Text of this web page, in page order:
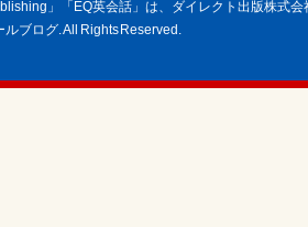
」「EQ英会話」は、ダイレクト出版株式
ブログ. All Rights Reserved.